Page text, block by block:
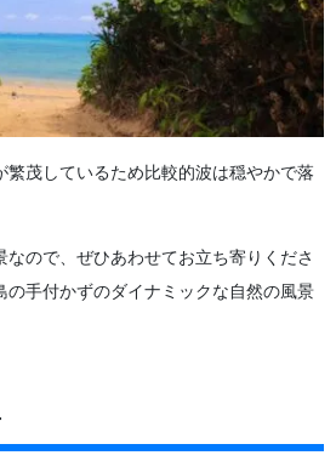
繁茂しているため比較的波は穏やかで落
ので、ぜひあわせてお立ち寄りくださ
の手付かずのダイナミックな自然の風景